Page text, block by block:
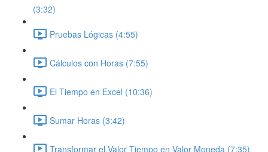
(3:32)
Pruebas Lógicas (4:55)
Cálculos con Horas (7:55)
El Tiempo en Excel (10:36)
Sumar Horas (3:42)
Transformar el Valor Tiempo en Valor Moneda (7:35)